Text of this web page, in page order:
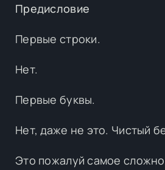
Предисловие
Первые строки.
Нет.
Первые буквы.
Нет, даже не это. Чистый
Это пожалуй самое